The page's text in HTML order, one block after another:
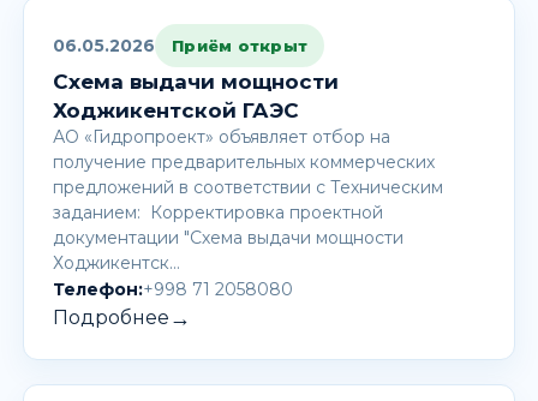
06.05.2026 Приём открыт
Схема выдачи мощности
Ходжикентской ГАЭС
АО «Гидропроект» объявляет отбор на
получение предварительных коммерческих
предложений в соответствии с Техническим
заданием: Корректировка проектной
документации "Схема выдачи мощности
Ходжикентск…
Телефон:+998 71 2058080
Подробнее →